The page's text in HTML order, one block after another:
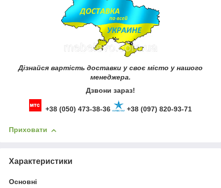
Дізнайся вартість доставки у своє місто у нашого
менеджера.
Дзвони зараз!
+38 (050) 473-38-36 +38 (097) 820-93-71
Приховати
Характеристики
Основні